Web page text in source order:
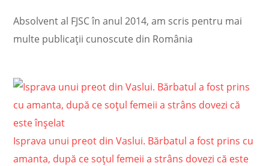
Absolvent al FJSC în anul 2014, am scris pentru mai
multe publicații cunoscute din România
Isprava unui preot din Vaslui. Bărbatul a fost prins cu
amanta, după ce soțul femeii a strâns dovezi că este